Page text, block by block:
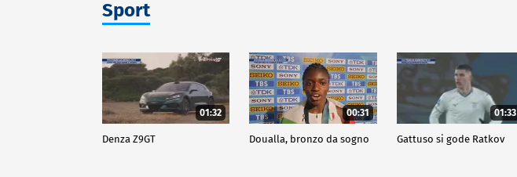
Sport
01:32
Denza Z9GT
00:31
Doualla, bronzo da sogno
01:33
Gattuso si gode Ratkov